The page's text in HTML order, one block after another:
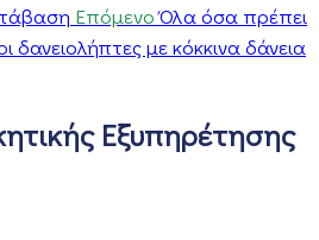
Επόμενο Όλα όσα πρέπει
δανειολήπτες με κόκκινα δάνεια
Εξυπηρέτησης